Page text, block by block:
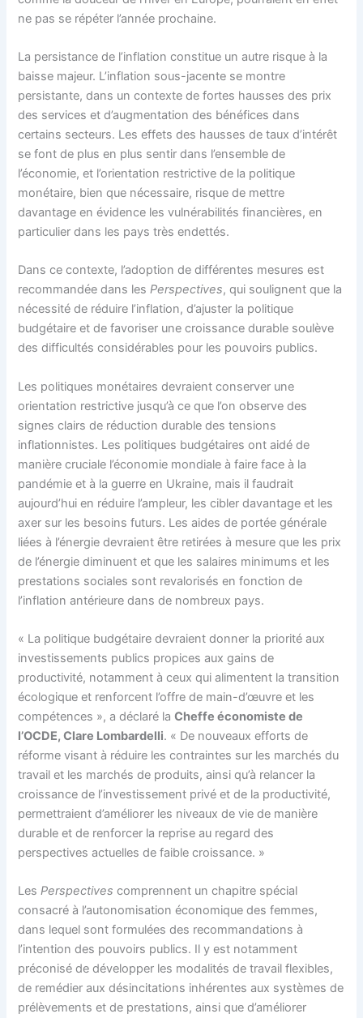
ne pas se répéter l’année prochaine.
La persistance de l’inflation constitue un autre risque à la
baisse majeur. L’inflation sous-jacente se montre
persistante, dans un contexte de fortes hausses des prix
des services et d’augmentation des bénéfices dans
certains secteurs. Les effets des hausses de taux d’intérêt
se font de plus en plus sentir dans l’ensemble de
l’économie, et l’orientation restrictive de la politique
monétaire, bien que nécessaire, risque de mettre
davantage en évidence les vulnérabilités financières, en
particulier dans les pays très endettés.
Dans ce contexte, l’adoption de différentes mesures est
recommandée dans lesPerspectives, qui soulignent que la
nécessité de réduire l’inflation, d’ajuster la politique
budgétaire et de favoriser une croissance durable soulève
des difficultés considérables pour les pouvoirs publics.
Les politiques monétaires devraient conserver une
orientation restrictive jusqu’à ce que l’on observe des
signes clairs de réduction durable des tensions
inflationnistes. Les politiques budgétaires ont aidé de
manière cruciale l’économie mondiale à faire face à la
pandémie et à la guerre en Ukraine, mais il faudrait
aujourd’hui en réduire l’ampleur, les cibler davantage et les
axer sur les besoins futurs. Les aides de portée générale
liées à l’énergie devraient être retirées à mesure que les prix
de l’énergie diminuent et que les salaires minimums et les
prestations sociales sont revalorisés en fonction de
l’inflation antérieure dans de nombreux pays.
« La politique budgétaire devraient donner la priorité aux
investissements publics propices aux gains de
productivité, notamment à ceux qui alimentent la transition
écologique et renforcent l’offre de main-d’œuvre et les
compétences », a déclaré laCheffe économiste de
l’OCDE, Clare Lombardelli. « De nouveaux efforts de
réforme visant à réduire les contraintes sur les marchés du
travail et les marchés de produits, ainsi qu’à relancer la
croissance de l’investissement privé et de la productivité,
permettraient d’améliorer les niveaux de vie de manière
durable et de renforcer la reprise au regard des
perspectives actuelles de faible croissance. »
LesPerspectives comprennent un chapitre spécial
consacré à l’autonomisation économique des femmes,
dans lequel sont formulées des recommandations à
l’intention des pouvoirs publics. Il y est notamment
préconisé de développer les modalités de travail flexibles,
de remédier aux désincitations inhérentes aux systèmes de
prélèvements et de prestations, ainsi que d’améliorer